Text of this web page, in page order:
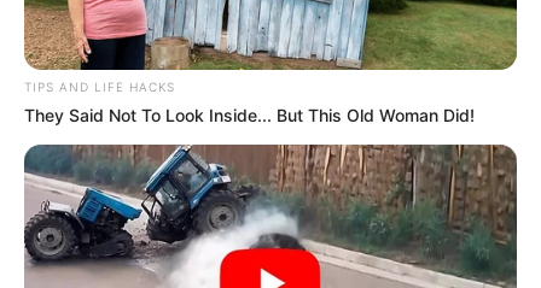
TIPS AND LIFE HACKS
They Said Not To Look Inside... But This Old Woman Did!